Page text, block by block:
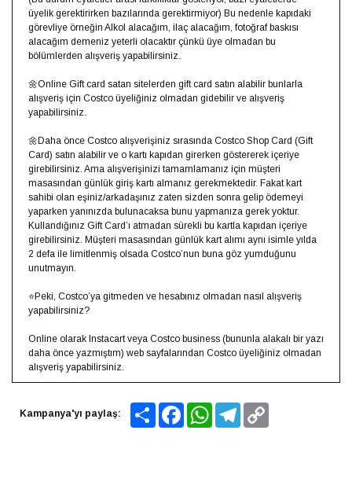
üyelik gerektirirken bazılarında gerektirmiyor) Bu nedenle kapıdaki
görevliye örneğin Alkol alacağım, ilaç alacağım, fotoğraf baskısı
alacağım demeniz yeterli olacaktır çünkü üye olmadan bu
bölümlerden alışveriş yapabilirsiniz. ⁣⁣
🌼Online Gift card satan sitelerden gift card satın alabilir bunlarla
alışveriş için Costco üyeliğiniz olmadan gidebilir ve alışveriş
yapabilirsiniz.⁣⁣
🌼Daha önce Costco alışverişiniz sırasında Costco Shop Card (Gift
Card) satın alabilir ve o kartı kapıdan girerken göstererek içeriye
girebilirsiniz.⁣ Ama alışverişinizi tamamlamanız için müşteri
masasından günlük giriş kartı almanız gerekmektedir. Fakat kart
sahibi olan eşiniz/arkadaşınız zaten sizden sonra gelip ödemeyi
yaparken yanınızda bulunacaksa bunu yapmanıza gerek yoktur.
Kullandığınız Gift Card’ı atmadan sürekli bu kartla kapıdan içeriye
girebilirsiniz. Müşteri masasından günlük kart alımı aynı isimle yılda
2 defa ile limitlenmiş olsada Costco’nun buna göz yumduğunu
unutmayın.⁣⁣
⭐Peki, Costco’ya gitmeden ve hesabınız olmadan nasıl alışveriş
yapabilirsiniz?⁣⁣
Online olarak Instacart veya Costco business (bununla alakalı bir yazı
daha önce yazmıştım) web sayfalarından Costco üyeliğiniz olmadan
alışveriş yapabilirsiniz.⁣⁣
Kampanya'yı paylaş: Share FacebookWhatsAppTelegram